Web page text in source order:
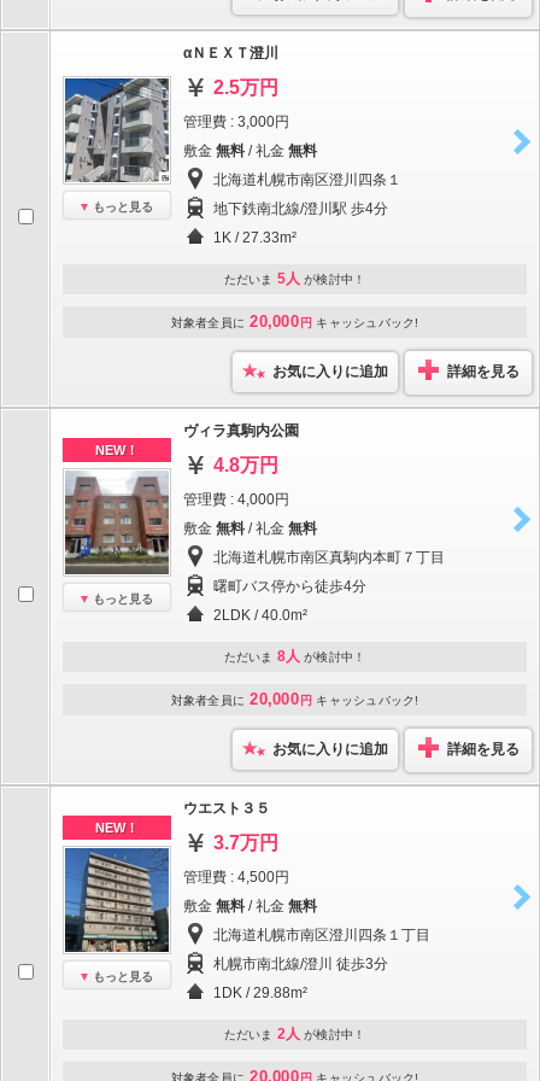
もっと見る
αＮＥＸＴ澄川
2.5万円
管理費 : 3,000円
敷金 無料 / 礼金 無料
北海道札幌市南区澄川四条１
地下鉄南北線/澄川駅 歩4分
1K / 27.33m²
ただいま 5人 が検討中！
対象者全員に 20,000 円 キャッシュバック!
お気に入りに追加 詳細を見る
NEW！
もっと見る
ヴィラ真駒内公園
4.8万円
管理費 : 4,000円
敷金 無料 / 礼金 無料
北海道札幌市南区真駒内本町７丁目
曙町バス停から徒歩4分
2LDK / 40.0m²
ただいま 8人 が検討中！
対象者全員に 20,000 円 キャッシュバック!
お気に入りに追加 詳細を見る
NEW！
もっと見る
ウエスト３５
3.7万円
管理費 : 4,500円
敷金 無料 / 礼金 無料
北海道札幌市南区澄川四条１丁目
札幌市南北線/澄川 徒歩3分
1DK / 29.88m²
ただいま 2人 が検討中！
対象者全員に 20,000 円 キャッシュバック!